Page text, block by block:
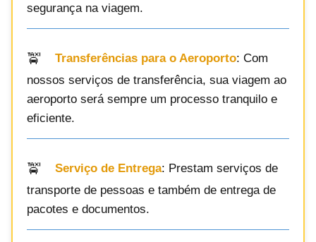
segurança na viagem.
Transferências para o Aeroporto: Com
nossos serviços de transferência, sua viagem ao
aeroporto será sempre um processo tranquilo e
eficiente.
Serviço de Entrega: Prestam serviços de
transporte de pessoas e também de entrega de
pacotes e documentos.